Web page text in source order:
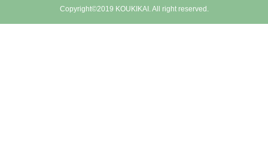
Copyright©2019 KOUKIKAI. All right reserved.